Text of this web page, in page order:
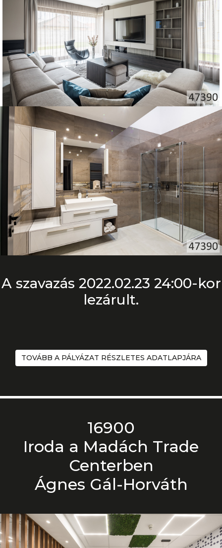
A szavazás 2022.02.23 24:00-kor
lezárult.
TOVÁBB A PÁLYÁZAT RÉSZLETES ADATLAPJÁRA
16900
Iroda a Madách Trade
Centerben
Ágnes Gál-Horváth